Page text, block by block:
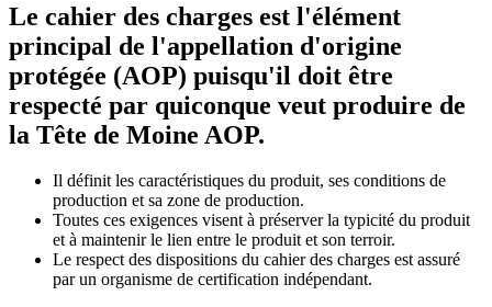
Le cahier des charges est l'élément
principal de l'appellation d'origine
protégée (AOP) puisqu'il doit être
respecté par quiconque veut produire de
la Tête de Moine AOP.
Il définit les caractéristiques du produit, ses conditions de
production et sa zone de production.
Toutes ces exigences visent à préserver la typicité du produit
et à maintenir le lien entre le produit et son terroir.
Le respect des dispositions du cahier des charges est assuré
par un organisme de certification indépendant.